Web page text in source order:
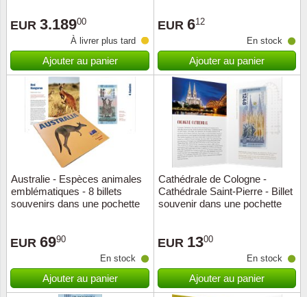
EUR 3.18900
À livrer plus tard
Ajouter au panier
EUR 612
En stock
Ajouter au panier
Australie - Espèces animales
emblématiques - 8 billets
souvenirs dans une pochette
EUR 6990
En stock
Ajouter au panier
Cathédrale de Cologne -
Cathédrale Saint-Pierre - Billet
souvenir dans une pochette
EUR 1300
En stock
Ajouter au panier
Lots de timbres
Années
Présentation souvenir
Collections annuelles / livres
Vignettes de Noël et feuilles
Matériel numismatique
Pour le nouveau collectionneur
Fournitures de bureau
Divers accessoires
Jeux de cartes à collectionner
Europa
Films
Guerre
Thém.
Thém.
Asie
Chèque cadeau
Newsletter
Politique de confidentialité